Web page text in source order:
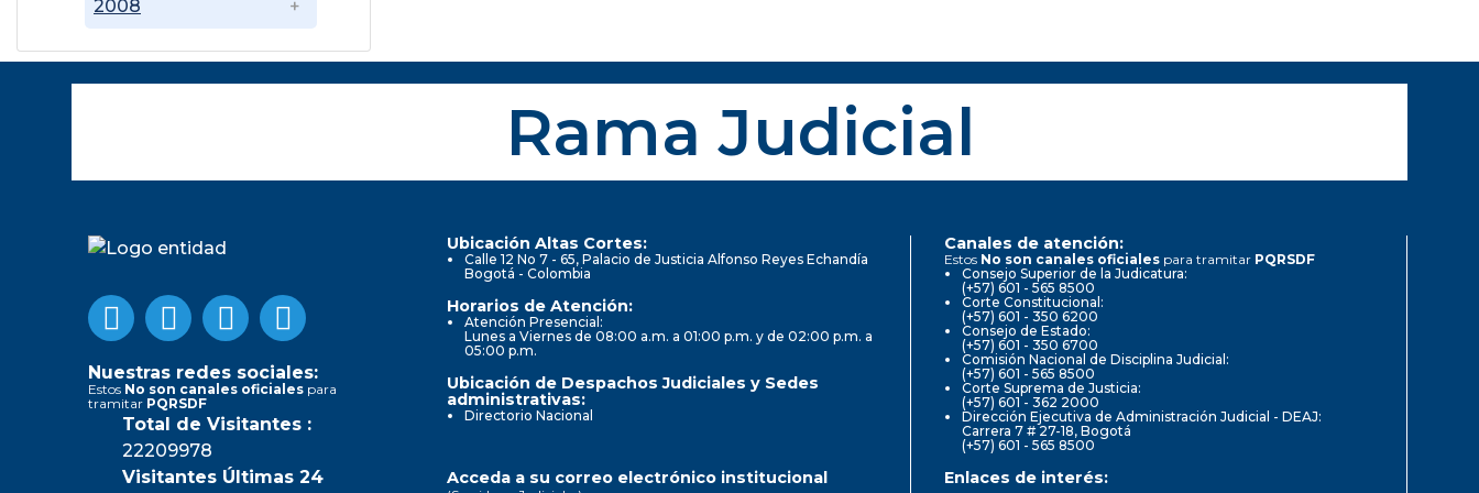
2008
Rama Judicial
Nuestras redes sociales:
Estos No son canales oficiales para
tramitar PQRSDF
Total de Visitantes :
22209978
Visitantes Últimas 24
Ubicación Altas Cortes:
Calle 12 No 7 - 65, Palacio de Justicia Alfonso Reyes Echandía
Bogotá - Colombia
Horarios de Atención:
Atención Presencial:
Lunes a Viernes de 08:00 a.m. a 01:00 p.m. y de 02:00 p.m. a
05:00 p.m.
Ubicación de Despachos Judiciales y Sedes
administrativas:
Directorio Nacional
Canales de atención:
Estos No son canales oficiales para tramitar PQRSDF
Consejo Superior de la Judicatura:
(+57) 601 - 565 8500
Corte Constitucional:
(+57) 601 - 350 6200
Consejo de Estado:
(+57) 601 - 350 6700
Comisión Nacional de Disciplina Judicial:
(+57) 601 - 565 8500
Corte Suprema de Justicia:
(+57) 601 - 362 2000
Dirección Ejecutiva de Administración Judicial - DEAJ:
Carrera 7 # 27-18, Bogotá
(+57) 601 - 565 8500
Acceda a su correo electrónico institucional Enlaces de interés: